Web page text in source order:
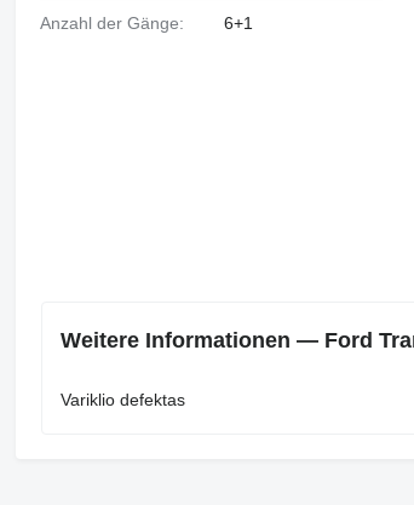
Anzahl der Gänge: 6+1
Weitere Informationen — Ford
Variklio defektas